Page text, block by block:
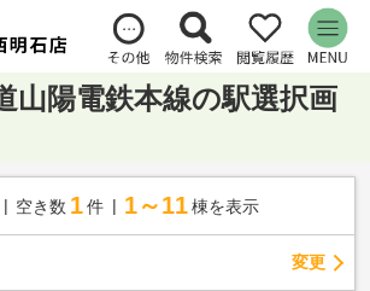
山陽電鉄本線の駅選択画
空き数 1 件 1～11 棟を表示
変更